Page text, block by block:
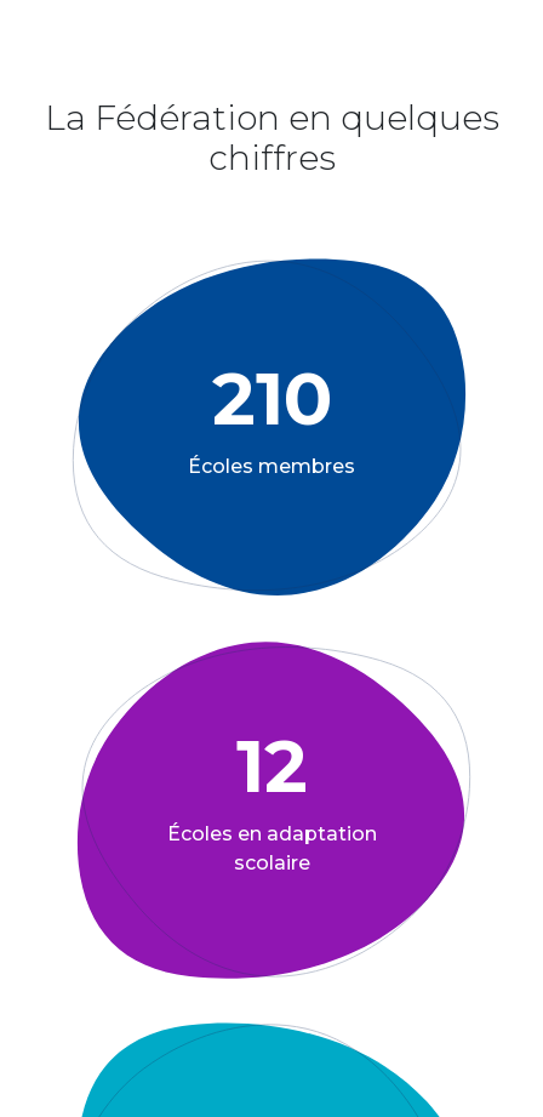
La Fédération en quelques
chiffres
210
Écoles membres
12
Écoles en adaptation
scolaire